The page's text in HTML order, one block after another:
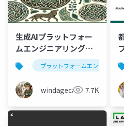
生成AIプラットフォー
ムエンジニアリングの
一例:AOAI×Bing
Search MCPのAPI公開
プラットフォームエンジニアリ
windagecat 7.7K